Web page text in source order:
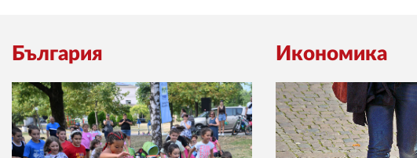
България Икономика